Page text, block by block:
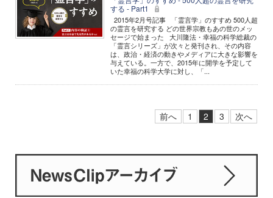
する - Part1
2015年2月号記事 「霊言学」のすすめ 500人超
の霊言を研究する どの世界宗教もあの世のメッ
セージで始まった 大川隆法・幸福の科学総裁の
「霊言シリーズ」が次々と発刊され、その内容
は、政治・経済の動きやメディアに大きな影響を
与えている。一方で、2015年に開学を予定して
いた幸福の科学大学に対し、「...
前へ 1 2 3 次へ